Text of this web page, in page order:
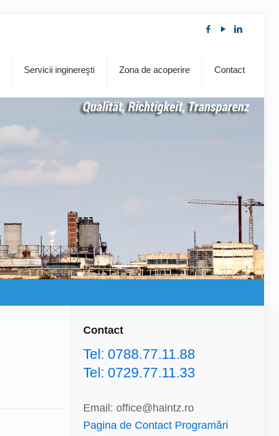
Servicii inginereşti Zona de acoperire Contact
Contact
Tel: 0788.77.11.88
Tel: 0729.77.11.33
Email: office@haintz.ro
Pagina de Contact Programări